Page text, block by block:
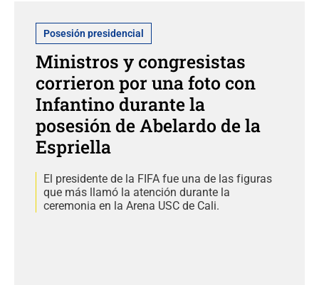
Posesión presidencial
Ministros y congresistas
corrieron por una foto con
Infantino durante la
posesión de Abelardo de la
Espriella
El presidente de la FIFA fue una de las figuras
que más llamó la atención durante la
ceremonia en la Arena USC de Cali.